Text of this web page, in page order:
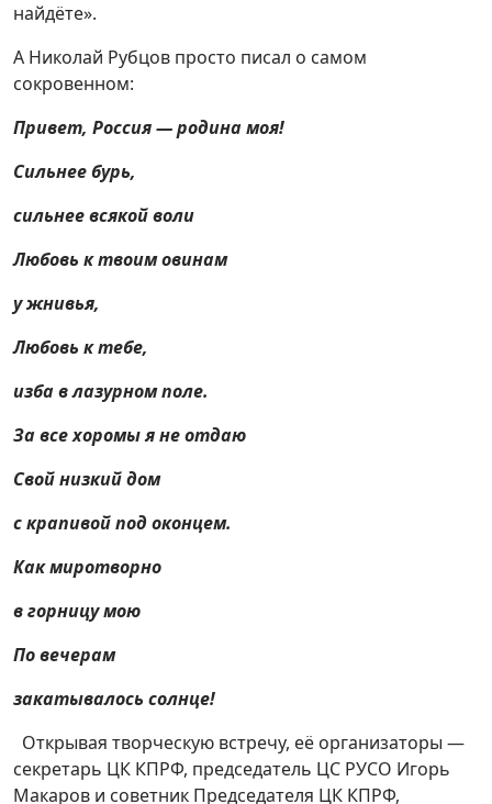
найдёте».
А Николай Рубцов просто писал о самом
сокровенном:
Привет, Россия — родина моя!
Сильнее бурь,
сильнее всякой воли
Любовь к твоим овинам
у жнивья,
Любовь к тебе,
изба в лазурном поле.
За все хоромы я не отдаю
Свой низкий дом
с крапивой под оконцем.
Как миротворно
в горницу мою
По вечерам
закатывалось солнце!
Открывая творческую встречу, её организаторы —
секретарь ЦК КПРФ, председатель ЦС РУСО Игорь
Макаров и советник Председателя ЦК КПРФ,